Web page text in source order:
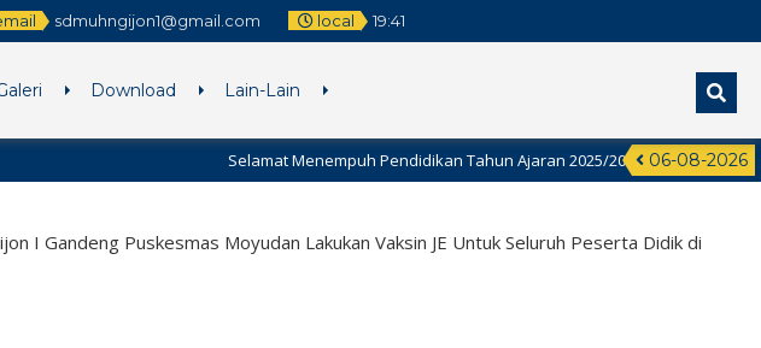
sdmuhngijon1@gmail.com local 19:41
Download Lain-Lain
06-08-2026
Selamat Menempuh Pendidikan Tahun Ajaran 2025/2026 Siswa -Siswi SD
I Gandeng Puskesmas Moyudan Lakukan Vaksin JE Untuk Seluruh Peserta Didik di